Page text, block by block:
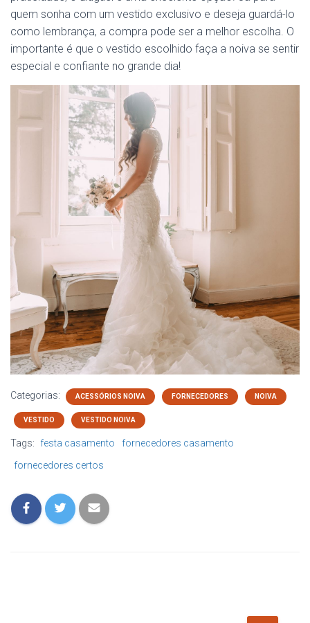
quem sonha com um vestido exclusivo e deseja guardá-lo
como lembrança, a compra pode ser a melhor escolha. O
importante é que o vestido escolhido faça a noiva se sentir
especial e confiante no grande dia!
Categorias: ACESSÓRIOS NOIVA FORNECEDORES NOIVA
VESTIDO VESTIDO NOIVA
Tags: festa casamento
fornecedores casamento
fornecedores certos